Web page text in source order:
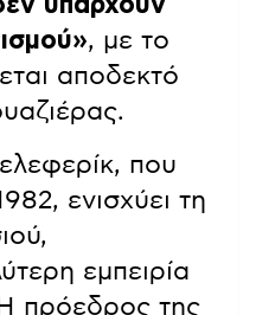
, με το
αποδεκτό
που
ενισχύει τη
εμπειρία
πρόεδρος της